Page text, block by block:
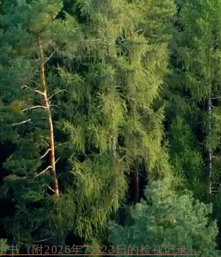
书（附2026年7月23日的检视记录）